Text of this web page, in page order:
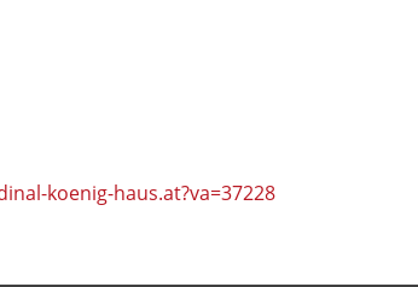
koenig-haus.at?va=37228